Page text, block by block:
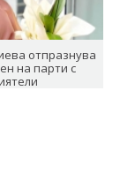
отпразнува
на парти с